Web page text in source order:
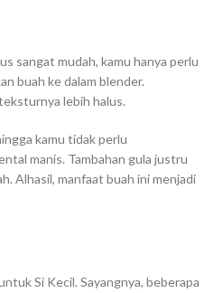
sangat mudah, kamu hanya perlu
buah ke dalam blender.
lebih halus.
kamu tidak perlu
manis. Tambahan gula justru
Alhasil, manfaat buah ini menjadi
Si Kecil. Sayangnya, beberapa